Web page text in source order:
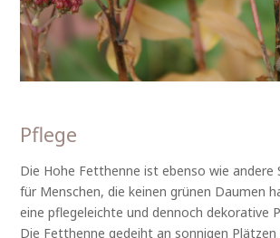
Pflege
Die Hohe Fetthenne ist ebenso wie andere
für Menschen, die keinen grünen Daumen
eine pflegeleichte und dennoch dekorative
Die Fetthenne gedeiht an sonnigen